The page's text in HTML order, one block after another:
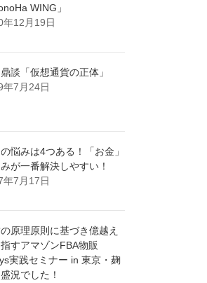
WING」
年12月19日
談「仮想通貨の正体」
年7月24日
悩みは4つある！「お金」
が一番解決しやすい！
年7月17日
原理原則に基づき億越え
すアマゾンFBA物販
実践セミナー in 東京・麹
況でした！